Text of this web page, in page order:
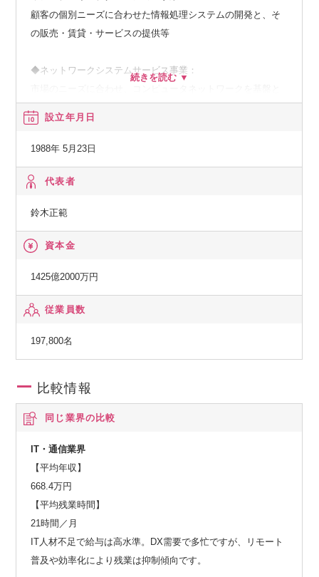
顧客の個別ニーズに合わせた情報処理システムの開発と、そ
の販売・賃貸・サービスの提供等
◆ネットワークシステムサービス事業：
◆その他の事業：
ムの在り方に係わる企画・提案、保守・ファシリティマネジ
設立年月日
1988年 5月23日
代表者
鈴木正範
資本金
1425億2000万円
従業員数
197,800名
比較情報
同じ業界の比較
IT・通信業界
【平均年収】
668.4万円
【平均残業時間】
21時間／月
IT人材不足で給与は高水準。DX需要で多忙ですが、リモート
普及や効率化により残業は抑制傾向です。